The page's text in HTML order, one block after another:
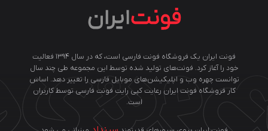
فونت ایران یک فروشگاه فونت فارسی است، که در سال ۱۳۹۴ فعالیت
خود را آغاز کرد. فونت‌های تولید شده توسط این مجموعه طی چند سال
توانست چهره وب و اپلیکیشن‌های موبایل فارسی را تغییر دهد. اساس
کار فروشگاه فونت ایران رعایت کپی رایت فونت فارسی توسط کاربران
است.